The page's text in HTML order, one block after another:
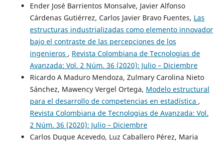
Ender José Barrientos Monsalve, Javier Alfonso
Cárdenas Gutiérrez, Carlos Javier Bravo Fuentes, Las
estructuras industrializadas como elemento innovador
bajo el contraste de las percepciones de los
ingenieros , Revista Colombiana de Tecnologias de
Avanzada: Vol. 2 Núm. 36 (2020): Julio – Diciembre
Ricardo A Maduro Mendoza, Zulmary Carolina Nieto
Sánchez, Mawency Vergel Ortega, Modelo estructural
para el desarrollo de competencias en estadística ,
Revista Colombiana de Tecnologias de Avanzada: Vol.
2 Núm. 36 (2020): Julio – Diciembre
Carlos Duque Acevedo, Luz Caballero Pérez, Maria